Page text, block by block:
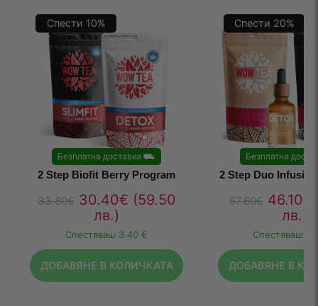
Спести 10%
Безплатна доставка ⛟
2 Step Biofit Berry Program
33.80€ 30.40€ (59.50
лв.)
Спестяваш 3.40 €
ДОБАВЯНЕ В КОЛИЧКАТА
Спести 20%
Безплатна
2 Step Duo
57.60€ 46.10€
лв.)
Спестяваш
ДОБАВЯНЕ В